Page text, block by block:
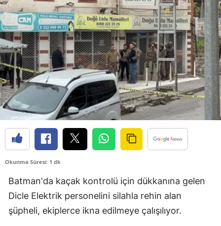
Bolu
Burdur
Bursa
Çanakkale
Çankırı
Çorum
Denizli
Edirne
Elazığ
Okunma Süresi: 1 dk
Batman'da kaçak kontrolü için dükkanına gelen
Dicle Elektrik personelini silahla rehin alan
şüpheli, ekiplerce ikna edilmeye çalışılıyor.